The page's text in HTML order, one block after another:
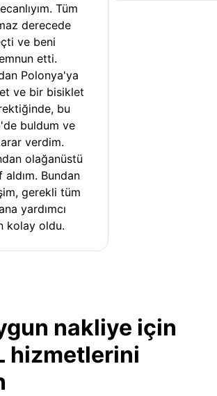
Tüm
derecede
ve beni
etti.
Polonya'ya
ve bir bisiklet
bu
buldum ve
verdim.
olağanüstü
Bundan
gerekli tüm
yardımcı
kolay oldu.
nakliye için
hizmetlerini